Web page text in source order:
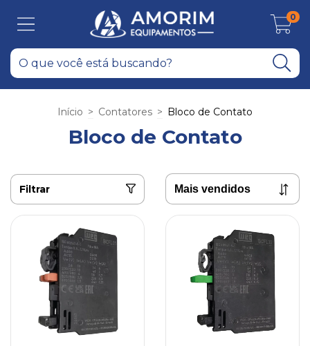
0
Início > Contatores > Bloco de Contato
Bloco de Contato
Filtrar